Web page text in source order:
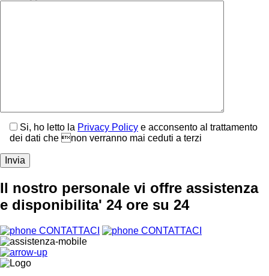
Si, ho letto la Privacy Policy e acconsento al trattamento
dei dati che non verranno mai ceduti a terzi
Il nostro personale vi offre assistenza
e disponibilita' 24 ore su 24
CONTATTACI CONTATTACI